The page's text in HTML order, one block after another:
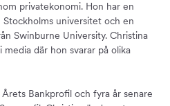
privatekonomi. Hon har en
universitet och en
Swinburne University. Christina
där hon svarar på olika
Bankprofil och fyra år senare